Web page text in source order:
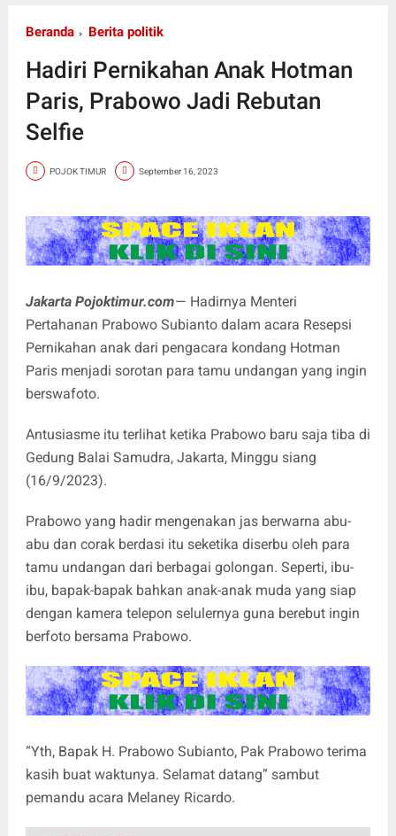
Beranda Berita politik
Hadiri Pernikahan Anak Hotman
Paris, Prabowo Jadi Rebutan
Selfie
POJOK TIMUR September 16, 2023
Jakarta Pojoktimur.com— Hadirnya Menteri
Pertahanan Prabowo Subianto dalam acara Resepsi
Pernikahan anak dari pengacara kondang Hotman
Paris menjadi sorotan para tamu undangan yang ingin
berswafoto.
Antusiasme itu terlihat ketika Prabowo baru saja tiba di
Gedung Balai Samudra, Jakarta, Minggu siang
(16/9/2023).
Prabowo yang hadir mengenakan jas berwarna abu-
abu dan corak berdasi itu seketika diserbu oleh para
tamu undangan dari berbagai golongan. Seperti, ibu-
ibu, bapak-bapak bahkan anak-anak muda yang siap
dengan kamera telepon selulernya guna berebut ingin
berfoto bersama Prabowo.
“Yth, Bapak H. Prabowo Subianto, Pak Prabowo terima
kasih buat waktunya. Selamat datang” sambut
pemandu acara Melaney Ricardo.